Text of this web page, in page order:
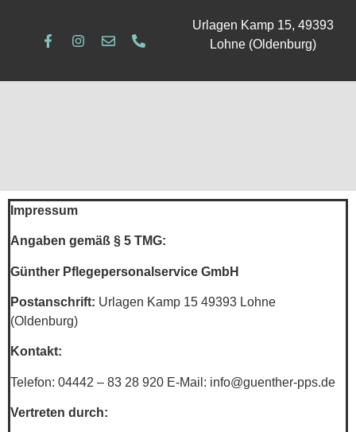
Urlagen Kamp 15, 49393
Lohne (Oldenburg)
Impressum
Angaben gemäß § 5 TMG:
Günther Pflegepersonalservice GmbH
Postanschrift: Urlagen Kamp 15 49393 Lohne
(Oldenburg)
Kontakt:
Telefon: 04442 – 83 28 920 E-Mail: info@guenther-pps.de
Vertreten durch: